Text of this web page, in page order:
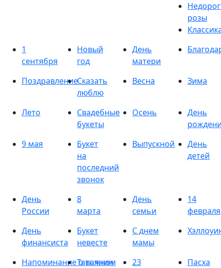
розы
1
сентября
Новый
год
День
матери
ПоздравлениеСказать
люблю
Весна Зима
Лето
Свадебные
букеты
Осень
День
9 мая
Букет
на
последний
звонок
Выпускной
День
детей
День
России
8
марта
День
семьи
14
февраля
День
финансиста
Букет
невесте
С днем
мамы
Напоминание о важном
Татьянин
23
Пасха